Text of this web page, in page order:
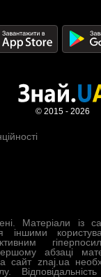
Матеріали із
іншими
абзаці
сайт znaj.ua
© 2015 - 2026